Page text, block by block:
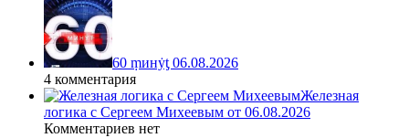
60 ṃинẏƫ 06.08.2026
4 комментария
Железная
логика с Сергеем Михеевым от 06.08.2026
Комментариев нет